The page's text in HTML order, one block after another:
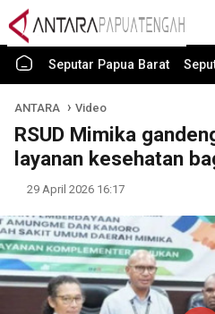
Seputar Papua Barat
ANTARA Video
RSUD Mimika
layanan kesehatan
29 April 2026 16:17